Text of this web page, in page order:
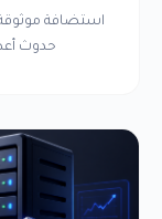
استضافة موثوقة
حدوث